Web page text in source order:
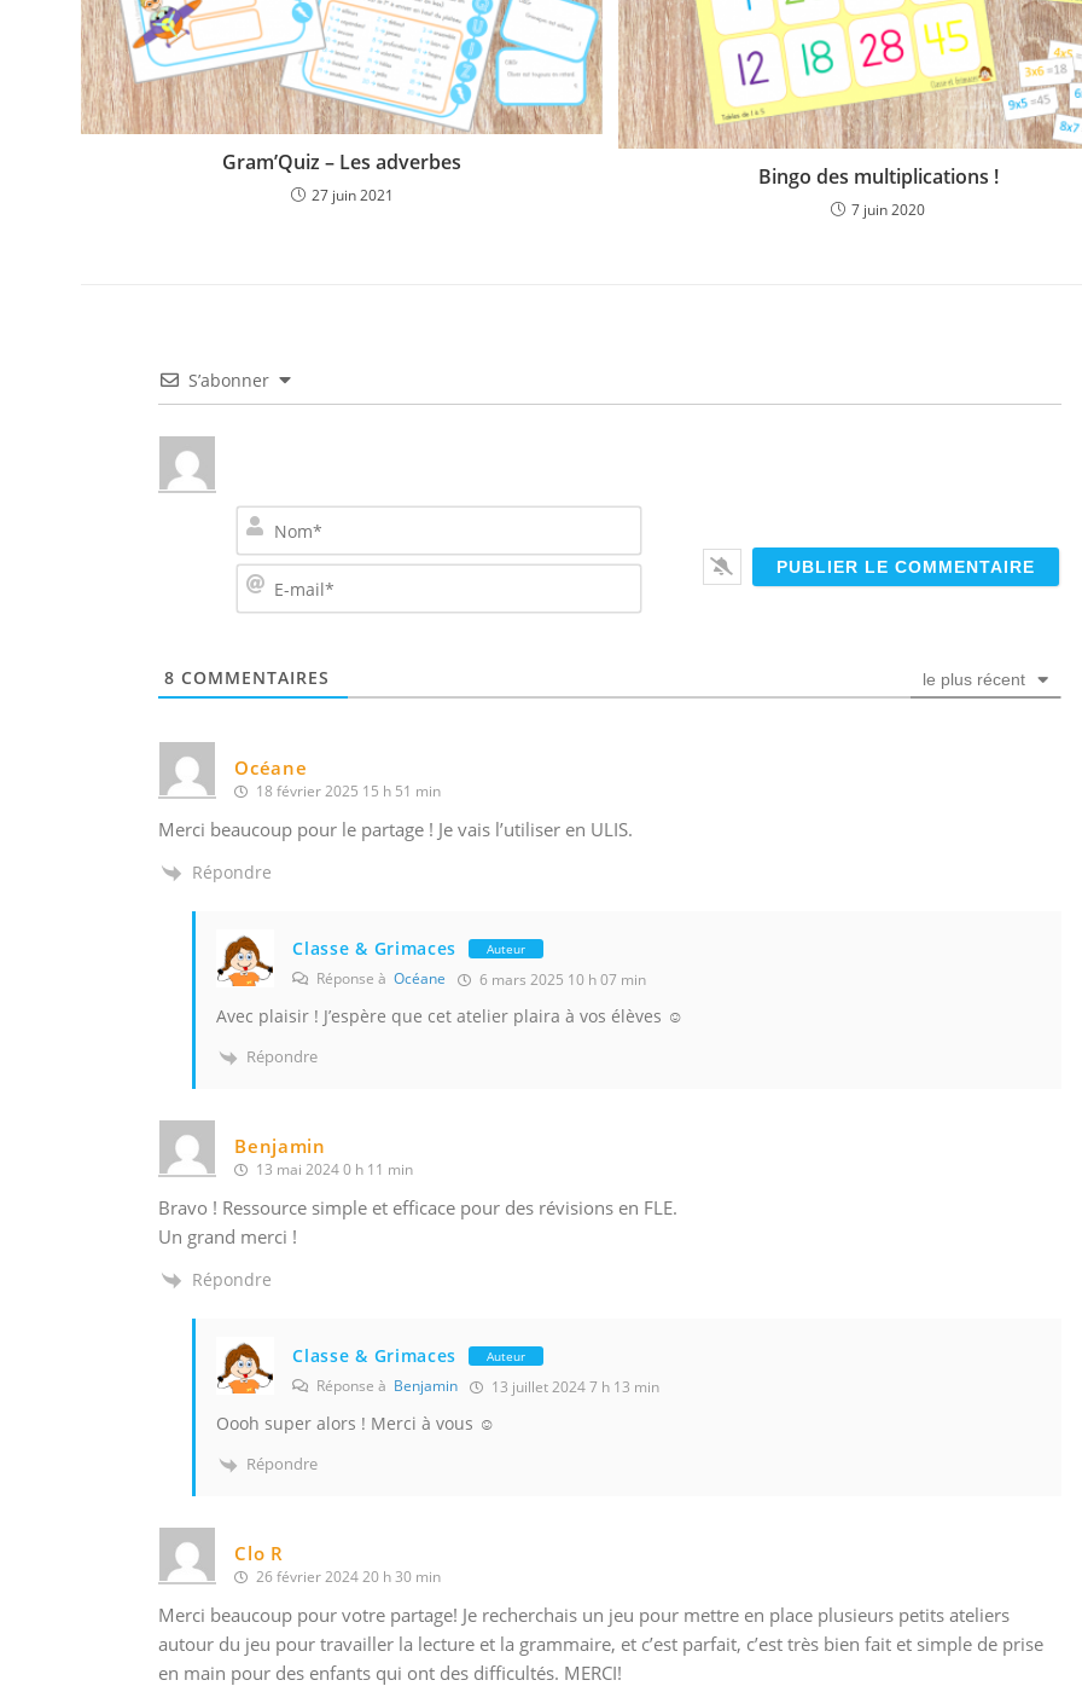
Gram’Quiz – Les adverbes
27 juin 2021
Bingo des multiplications !
7 juin 2020
S’abonner
m
8 COMMENTAIRES le plus récent
Océane
18 février 2025 15 h 51 min
Merci beaucoup pour le partage ! Je vais l’utiliser en ULIS.
Répondre
Classe & Grimaces Auteur
Réponse àOcéane 6 mars 2025 10 h 07 min
Avec plaisir ! J’espère que cet atelier plaira à vos élèves ☺️
Répondre
Benjamin
13 mai 2024 0 h 11 min
Bravo ! Ressource simple et efficace pour des révisions en FLE.
Un grand merci !
Répondre
Classe & Grimaces Auteur
Réponse à Benjamin 13 juillet 2024 7 h 13 min
Oooh super alors ! Merci à vous ☺️
Répondre
Clo R
26 février 2024 20 h 30 min
Merci beaucoup pour votre partage! Je recherchais un jeu pour mettre en place plusieurs petits ateliers
autour du jeu pour travailler la lecture et la grammaire, et c’est parfait, c’est très bien fait et simple de prise
en main pour des enfants qui ont des difficultés. MERCI!